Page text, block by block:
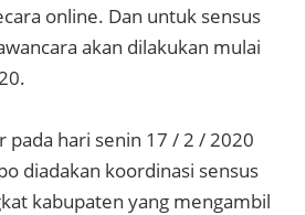
online. Dan untuk sensus
akan dilakukan mulai
pada hari senin 17 / 2 / 2020
diadakan koordinasi sensus
kabupaten yang mengambil